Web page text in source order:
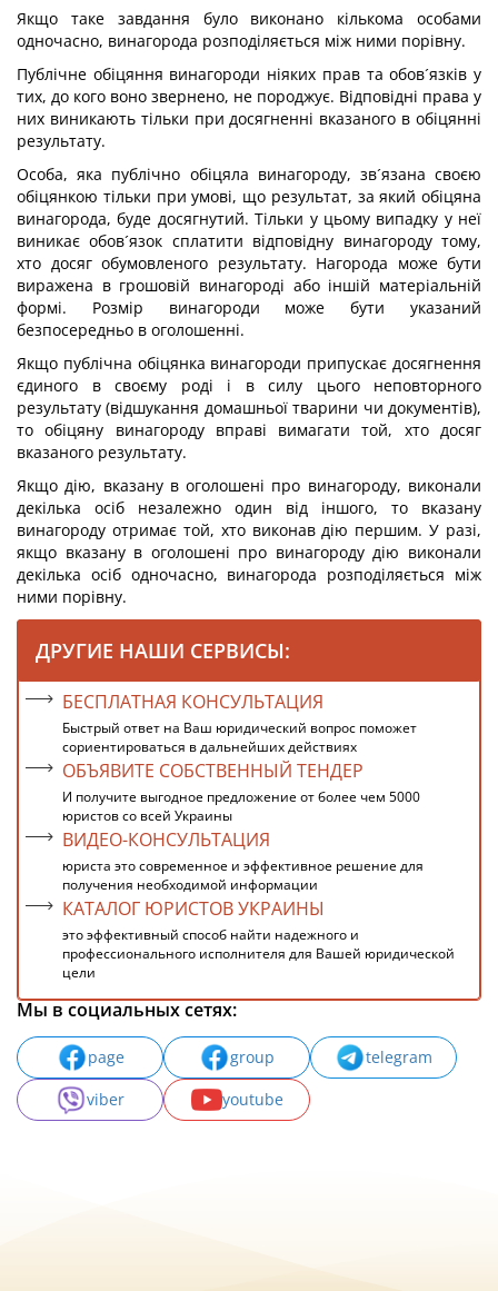
Якщо таке завдання було виконано кількома особами
одночасно, винагорода розподіляється між ними порівну.
Публічне обіцяння винагороди ніяких прав та обов´язків у
тих, до кого воно звернено, не породжує. Відповідні права у
них виникають тільки при досягненні вказаного в обіцянні
результату.
Особа, яка публічно обіцяла винагороду, зв´язана своєю
обіцянкою тільки при умові, що результат, за який обіцяна
винагорода, буде досягнутий. Тільки у цьому випадку у неї
виникає обов´язок сплатити відповідну винагороду тому,
хто досяг обумовленого результату. Нагорода може бути
виражена в грошовій винагороді або іншій матеріальній
формі. Розмір винагороди може бути указаний
безпосередньо в оголошенні.
Якщо публічна обіцянка винагороди припускає досягнення
єдиного в своєму роді і в силу цього неповторного
результату (відшукання домашньої тварини чи документів),
то обіцяну винагороду вправі вимагати той, хто досяг
вказаного результату.
Якщо дію, вказану в оголошені про винагороду, виконали
декілька осіб незалежно один від іншого, то вказану
винагороду отримає той, хто виконав дію першим. У разі,
якщо вказану в оголошені про винагороду дію виконали
декілька осіб одночасно, винагорода розподіляється між
ними порівну.
ДРУГИЕ НАШИ СЕРВИСЫ:
БЕСПЛАТНАЯ КОНСУЛЬТАЦИЯ
Быстрый ответ на Ваш юридический вопрос поможет
сориентироваться в дальнейших действиях
ОБЪЯВИТЕ СОБСТВЕННЫЙ ТЕНДЕР
И получите выгодное предложение от более чем 5000
юристов со всей Украины
ВИДЕО-КОНСУЛЬТАЦИЯ
юриста это современное и эффективное решение для
получения необходимой информации
КАТАЛОГ ЮРИСТОВ УКРАИНЫ
это эффективный способ найти надежного и
профессионального исполнителя для Вашей юридической
цели
Мы в социальных сетях:
page group
telegram
viber
youtube